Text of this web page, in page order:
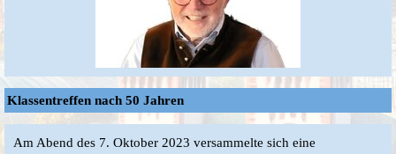
Klassentreffen nach 50 Jahren
Am Abend des 7. Oktober 2023 versammelte sich eine